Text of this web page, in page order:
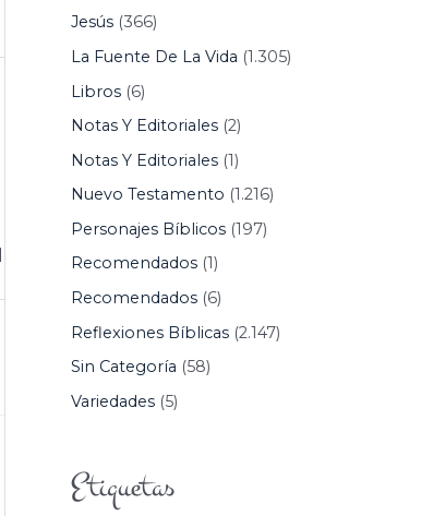
Jesús(366)
La Fuente De La Vida (1.305)
Libros(6)
Notas Y Editoriales(2)
Notas Y Editoriales(1)
Nuevo Testamento (1.216)
Personajes Bíblicos(197)
Recomendados(1)
Recomendados(6)
Reflexiones Bíblicas(2.147)
Sin Categoría (58)
Variedades(5)
Etiquetas